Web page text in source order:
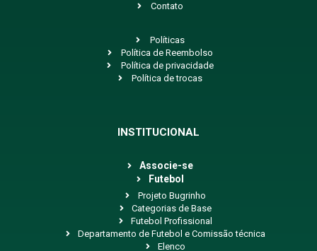
Contato
Políticas
Política de Reembolso
Política de privacidade
Política de trocas
INSTITUCIONAL
Associe-se
Futebol
Projeto Bugrinho
Categorias de Base
Futebol Profissional
Departamento de Futebol e Comissão técnica
Elenco